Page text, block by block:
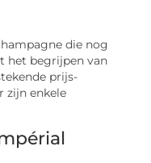
die nog
het begrijpen van
prijs-
zijn enkele